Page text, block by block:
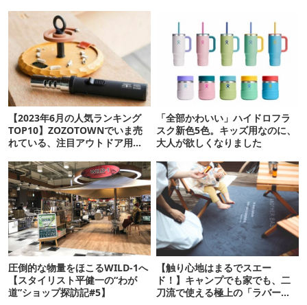
【2023年6月の人気ランキング
TOP10】ZOZOTOWNでいま売
れている、注目アウトドア用品
「全部かわいい」ハイドロフラ
スク新色5色。キッズ用なのに、
大人が欲しくなりました
圧倒的な物量をほこるWILD-1へ
【スタイリスト平健一の“わが
道”ショップ探訪記#5】
【触り心地はまるでスエー
ド！】キャンプでも家でも、二
刀流で使える極上の「ラバーマ